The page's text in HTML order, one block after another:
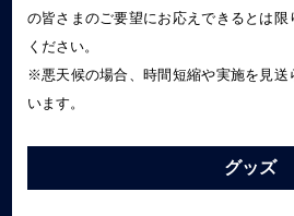
の皆さまのご要望にお応えできるとは
ください。
※悪天候の場合、時間短縮や実施を見送
います。
グッズ